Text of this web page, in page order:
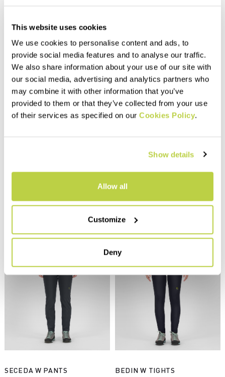
This website uses cookies
We use cookies to personalise content and ads, to
provide social media features and to analyse our traffic.
We also share information about your use of our site with
our social media, advertising and analytics partners who
may combine it with other information that you’ve
provided to them or that they’ve collected from your use
of their services as specified on our Cookies Policy.
Show details
Allow all
Customize
Deny
to shorts using the zipper on
navigate_before
Summer Sale 40% Off
Durable, stretchy, and
for hiking. The DWR treatment
repels moisture and dirt from
the fabric.
navigate_before
SECEDA W PANTS
BEDIN W TIGHTS